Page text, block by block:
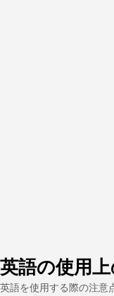
英語の使用
英語を使用する際の注意